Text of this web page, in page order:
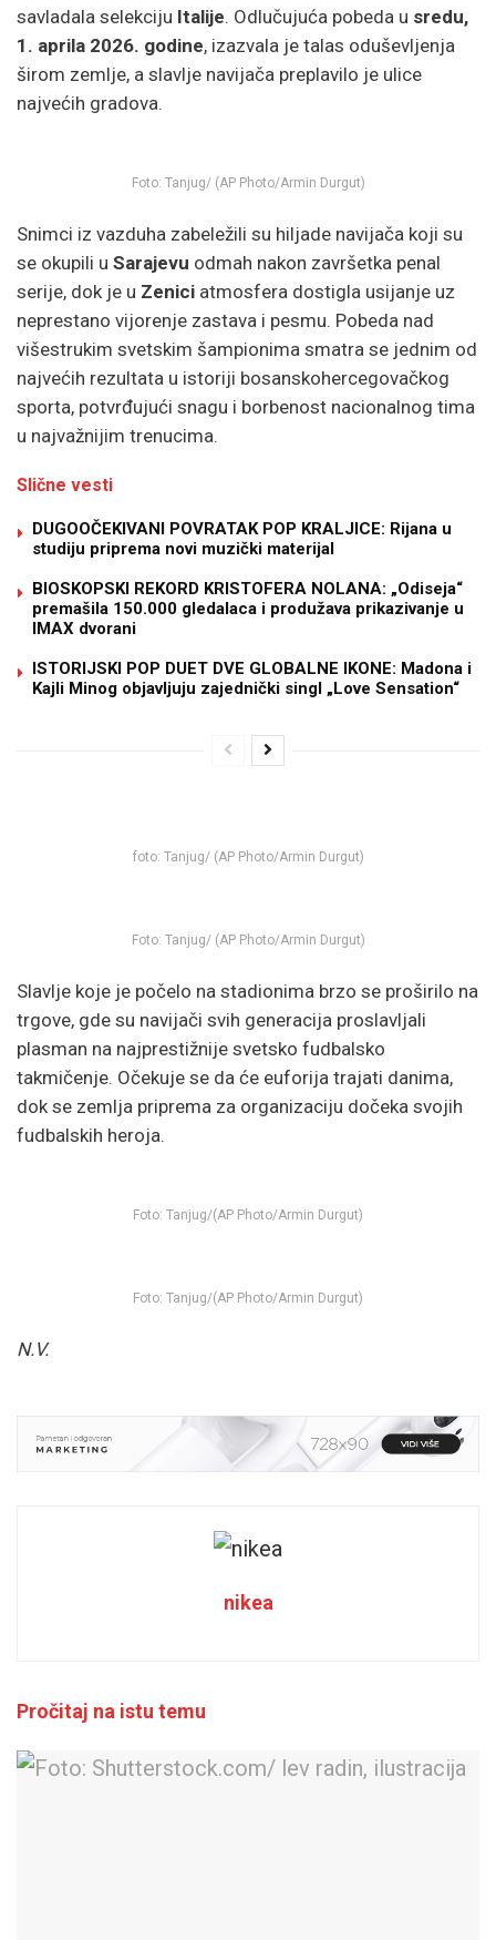
savladala selekciju Italije. Odlučujuća pobeda u sredu,
1. aprila 2026. godine, izazvala je talas oduševljenja
širom zemlje, a slavlje navijača preplavilo je ulice
najvećih gradova.
Foto: Tanjug/ (AP Photo/Armin Durgut)
Snimci iz vazduha zabeležili su hiljade navijača koji su
se okupili u Sarajevu odmah nakon završetka penal
serije, dok je u Zenici atmosfera dostigla usijanje uz
neprestano vijorenje zastava i pesmu. Pobeda nad
višestrukim svetskim šampionima smatra se jednim od
najvećih rezultata u istoriji bosanskohercegovačkog
sporta, potvrđujući snagu i borbenost nacionalnog tima
u najvažnijim trenucima.
Slične vesti
DUGOOČEKIVANI POVRATAK POP KRALJICE: Rijana u
studiju priprema novi muzički materijal
BIOSKOPSKI REKORD KRISTOFERA NOLANA: „Odiseja“
premašila 150.000 gledalaca i produžava prikazivanje u
IMAX dvorani
ISTORIJSKI POP DUET DVE GLOBALNE IKONE: Madona i
Kajli Minog objavljuju zajednički singl „Love Sensation“
foto: Tanjug/ (AP Photo/Armin Durgut)
Foto: Tanjug/ (AP Photo/Armin Durgut)
Slavlje koje je počelo na stadionima brzo se proširilo na
trgove, gde su navijači svih generacija proslavljali
plasman na najprestižnije svetsko fudbalsko
takmičenje. Očekuje se da će euforija trajati danima,
dok se zemlja priprema za organizaciju dočeka svojih
fudbalskih heroja.
Foto: Tanjug/(AP Photo/Armin Durgut)
Foto: Tanjug/(AP Photo/Armin Durgut)
N.V.
nikea
Pročitaj na istu temu